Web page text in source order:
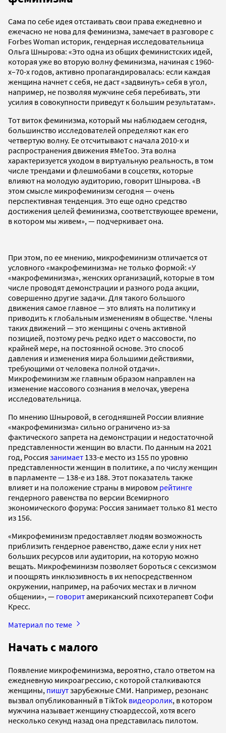
Сама по себе идея отстаивать свои права ежедневно и
ежечасно не нова для феминизма, замечает в разговоре с
Forbes Woman историк, гендерная исследовательница
Ольга Шнырова: «Это одна из общих феминистских идей,
которая уже во вторую волну феминизма, начиная с 1960-
х–70-х годов, активно пропагандировалась: если каждая
женщина начнет с себя, не даст «задвинуть» себя в угол,
например, не позволяя мужчине себя перебивать, эти
усилия в совокупности приведут к большим результатам».
Тот виток феминизма, который мы наблюдаем сегодня,
большинство исследователей определяют как его
четвертую волну. Ее отсчитывают с начала 2010-х и
распространения движения #MeToo. Эта волна
характеризуется уходом в виртуальную реальность, в том
числе трендами и флешмобами в соцсетях, которые
влияют на молодую аудиторию, говорит Шнырова. «В
этом смысле микрофеминизм сегодня — очень
перспективная тенденция. Это еще одно средство
достижения целей феминизма, соответствующее времени,
в котором мы живем», — подчеркивает она.
При этом, по ее мнению, микрофеминизм отличается от
условного «макрофеминизма» не только формой: «У
«макрофеминизма», женских организаций, которые в том
числе проводят демонстрации и разного рода акции,
совершенно другие задачи. Для такого большого
движения самое главное — это влиять на политику и
приводить к глобальным изменениям в обществе. Члены
таких движений — это женщины с очень активной
позицией, поэтому речь редко идет о массовости, по
крайней мере, на постоянной основе. Это способ
давления и изменения мира большими действиями,
требующими от человека полной отдачи».
Микрофеминизм же главным образом направлен на
изменение массового сознания в мелочах, уверена
исследовательница.
По мнению Шныровой, в сегодняшней России влияние
«макрофеминизма» сильно ограничено из-за
фактического запрета на демонстрации и недостаточной
представленности женщин во власти. По данным на 2021
год, Россия занимает 133-е место из 155 по уровню
представленности женщин в политике, а по числу женщин
в парламенте — 138-е из 188. Этот показатель также
влияет и на положение страны в мировом рейтинге
гендерного равенства по версии Всемирного
экономического форума: Россия занимает только 81 место
из 156.
«Микрофеминизм предоставляет людям возможность
приблизить гендерное равенство, даже если у них нет
больших ресурсов или аудитории, на которую можно
вещать. Микрофеминизм позволяет бороться с сексизмом
и поощрять инклюзивность в их непосредственном
окружении, например, на рабочих местах и ​​в личном
общении», — говоритамериканский психотерапевт Софи
Кресс.
Материал по теме
Начать с малого
Появление микрофеминизма, вероятно, стало ответом на
ежедневную микроагрессию, с которой сталкиваются
женщины, пишутзарубежные СМИ. Например, резонанс
вызвал опубликованный в TikTok видеоролик, в котором
мужчина называет женщину стюардессой, хотя всего
несколько секунд назад она представилась пилотом.